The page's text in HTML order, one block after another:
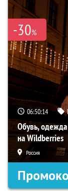
-30%
06:50:13
Обувь, одежда
на Wildberries
Россия